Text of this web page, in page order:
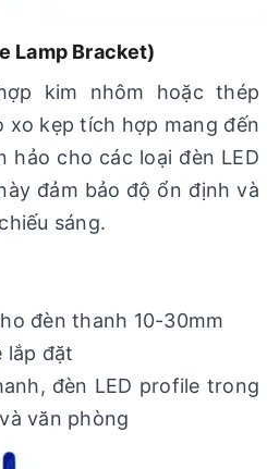
Lamp Bracket)
kim nhôm hoặc thép
xo kẹp tích hợp mang đến
hảo cho các loại đèn LED
đảm bảo độ ổn định và
sáng.
đèn thanh 10-30mm
lắp đặt
đèn LED profile trong
văn phòng